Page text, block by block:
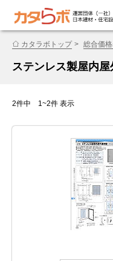
カタラボトップ 総合価
ステンレス製屋内
2件中 1~2件 表示